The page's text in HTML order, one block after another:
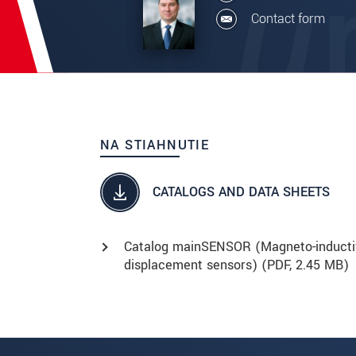
Contact form
NA STIAHNUTIE
CATALOGS AND DATA SHEETS
Catalog mainSENSOR (Magneto-
displacement sensors) (PDF, 2.45 MB)